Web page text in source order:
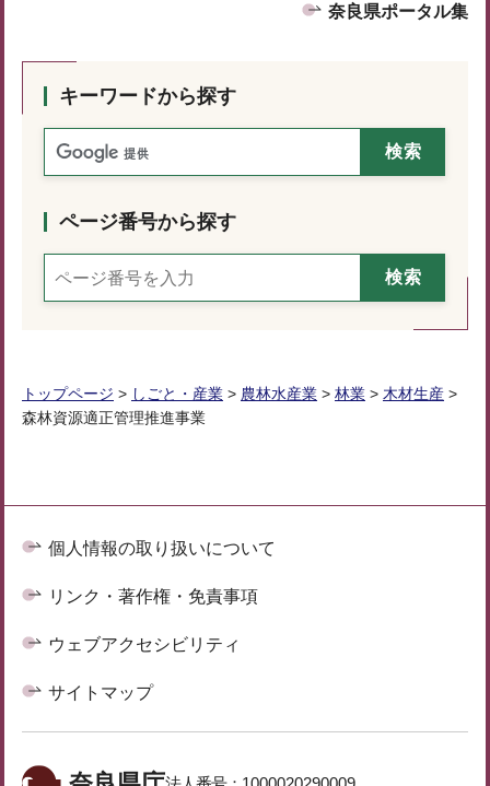
奈良県ポータル集
キーワードから探す
ページ番号から探す
トップページ > しごと・産業 > 農林水産業 > 林業 > 木材生産 >
森林資源適正管理推進事業
個人情報の取り扱いについて
リンク・著作権・免責事項
ウェブアクセシビリティ
サイトマップ